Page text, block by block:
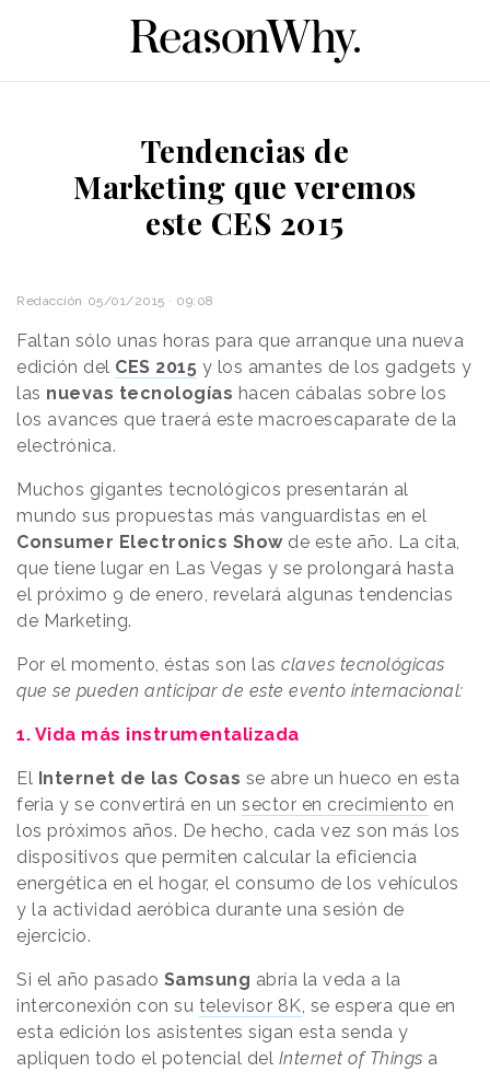
Tendencias de
Marketing que veremos
este CES 2015
Redacción 05/01/2015 · 09:08
Faltan sólo unas horas para que arranque una nueva
edición del CES 2015 y los amantes de los gadgets y
las nuevas tecnologías hacen cábalas sobre los
los avances que traerá este macroescaparate de la
electrónica.
Muchos gigantes tecnológicos presentarán al
mundo sus propuestas más vanguardistas en el
Consumer Electronics Showde este año. La cita,
que tiene lugar en Las Vegas y se prolongará hasta
el próximo 9 de enero, revelará algunas tendencias
de Marketing.
Por el momento, éstas son las claves tecnológicas
que se pueden anticipar de este evento internacional:
1. Vida más instrumentalizada
El Internet de las Cosas se abre un hueco en esta
feria y se convertirá en un sector en crecimiento en
los próximos años. De hecho, cada vez son más los
dispositivos que permiten calcular la eficiencia
energética en el hogar, el consumo de los vehículos
y la actividad aeróbica durante una sesión de
ejercicio.
Si el año pasado Samsung abría la veda a la
interconexión con su televisor 8K , se espera que en
esta edición los asistentes sigan esta senda y
apliquen todo el potencial del Internet of Things a